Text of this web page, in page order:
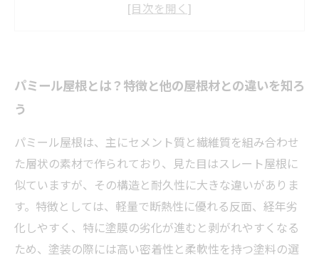
パミール屋根に適した塗装方法とは？専門家が
成功と失敗ポイント
ちさせるコツ
パミール屋根塗装の費用相場とコストパフォー
マンスの見極め方
外壁塗装業界で注目されるパミール屋根の今後
の展望と対策
パミール屋根とは？特徴と他の屋根材との違いを知ろ
う
パミール屋根は、主にセメント質と繊維質を組み合わせ
た層状の素材で作られており、見た目はスレート屋根に
似ていますが、その構造と耐久性に大きな違いがありま
す。特徴としては、軽量で断熱性に優れる反面、経年劣
化しやすく、特に塗膜の劣化が進むと剥がれやすくなる
ため、塗装の際には高い密着性と柔軟性を持つ塗料の選